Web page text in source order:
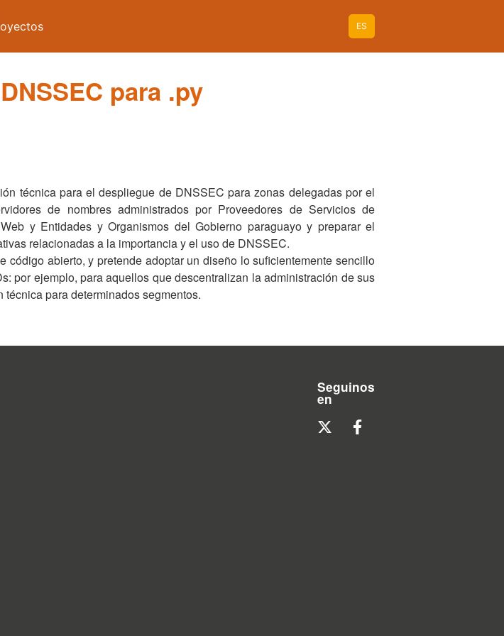
ES
para .py
técnica para el despliegue de DNSSEC para zonas delegadas por el
de nombres administrados por Proveedores de Servicios de
y Entidades y Organismos del Gobierno paraguayo y preparar el
relacionadas a la importancia y el uso de DNSSEC.
abierto, y pretende adoptar un diseño lo suficientemente sencillo
por ejemplo, para aquellos que descentralizan la administración de sus
para determinados segmentos.
Seguinos
en